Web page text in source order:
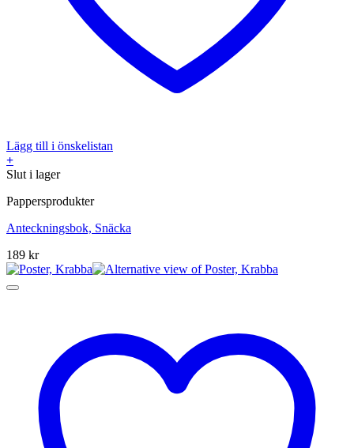
Lägg till i önskelistan
+
Slut i lager
Pappersprodukter
Anteckningsbok, Snäcka
189 kr